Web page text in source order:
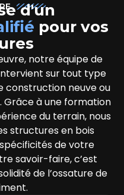
d'un
pour vos
notre équipe de
sur tout type
construction neuve ou
Grâce à une formation
du terrain, nous
structures en bois
de votre
savoir-faire, c’est
de l’ossature de